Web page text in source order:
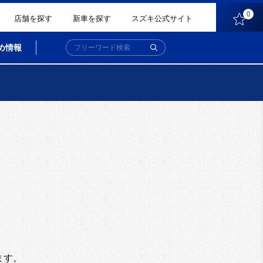
店舗を探す 新車を探す スズキ公式サイト 0
情報
す。